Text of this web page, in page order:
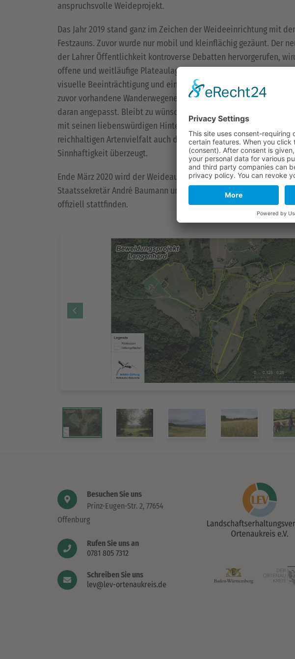
anspruchsvolle Weideprojekt.
Das Jahr 2019 stand ganz im Zeichen der Weideeinrichtung mit
Festzauns. Zuvor wurde nur mobil und kleinflächig gezäunt. Der
der Lahrer Öffentlichkeit kontroverse Debatten hervorgerufen,
offene und weitläufige Plateaulage gerne für Freizeitaktivitäten
visuelle Beeinträchtigung und eingeschränkter Bewegungsraum
zuvor vorhandene Wanderwegenetz ist nach wie vor frei nutzbar,
daran angepasst. Bleibt zu wünschen, dass zukünftig das
mit seinen liebenswürdigen Hinterwälder Rindern und der von
reichhaltigen Artenvielfalt auch den letzten Zweifler von seiner
Sinnhaftigkeit überzeugt.
Ende März 2020 wird der Weideauftrieb unter der
Staatssekretär André Baumann und) der Regierungspräsidentin
offiziell stattfinden.
Besuchen Sie uns
Prinz-Eugen-Str. 2, 77654
Offenburg
Rufen Sie uns an
0781 805 7312
Schreiben Sie uns
lev@lev-ortenaukreis.de